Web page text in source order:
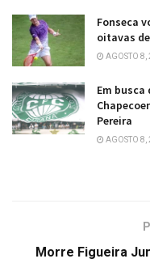
Fonseca
oitavas
AGOSTO 8,
Em
Pereira
AGOSTO 8,
Morre Figueira